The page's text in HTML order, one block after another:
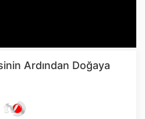
Ardından Doğaya